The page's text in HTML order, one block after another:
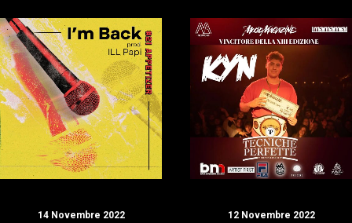
14 Novembre 2022 12 Novembre 2022